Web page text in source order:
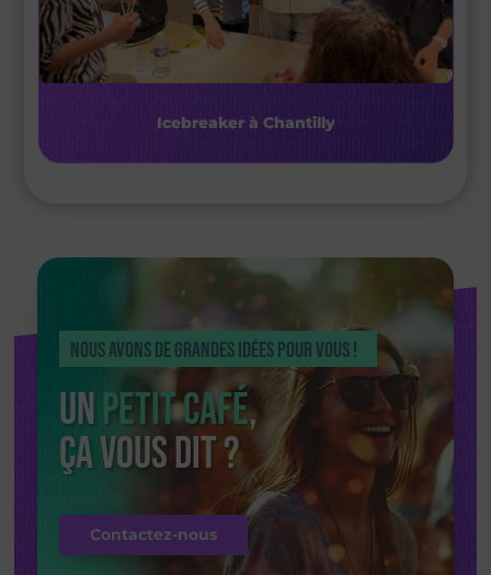
Icebreaker à Chantilly
Nous avons de grandes idées pour vous !
Un petit café,
ça vous dit ?
Contactez-nous